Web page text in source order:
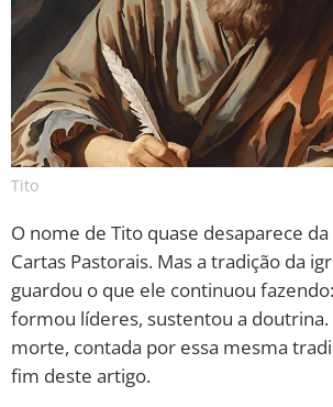
Tito
O nome de Tito quase desaparece
Cartas Pastorais. Mas a tradição da
guardou o que ele continuou
formou líderes, sustentou a doutrina.
morte, contada por essa mesma
fim deste artigo.